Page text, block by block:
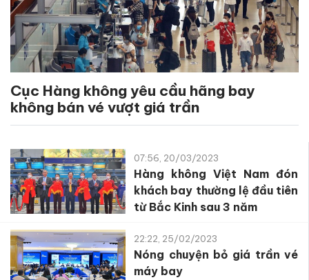
Cục Hàng không yêu cầu hãng bay
không bán vé vượt giá trần
07:56, 20/03/2023
Hàng không Việt Nam đón
khách bay thường lệ đầu tiên
từ Bắc Kinh sau 3 năm
22:22, 25/02/2023
Nóng chuyện bỏ giá trần vé
máy bay